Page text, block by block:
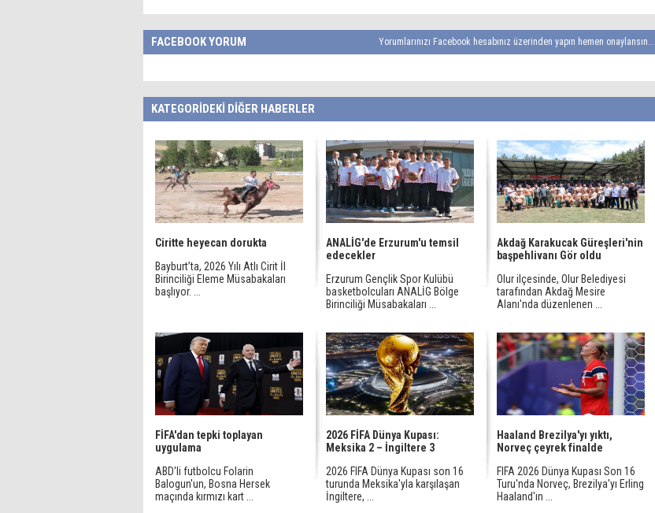
FACEBOOK YORUM Yorumlarınızı Facebook hesabınız üzerinden yapın hemen onaylansın...
KATEGORİDEKİ DİĞER HABERLER
Ciritte heyecan dorukta
Bayburt’ta, 2026 Yılı Atlı Cirit İl
Birinciliği Eleme Müsabakaları
başlıyor. ...
ANALİG'de Erzurum'u temsil
edecekler
Erzurum Gençlik Spor Kulübü
basketbolcuları ANALİG Bölge
Birinciliği Müsabakaları ...
Akdağ Karakucak Güreşleri'nin
başpehlivanı Gör oldu
Olur ilçesinde, Olur Belediyesi
tarafından Akdağ Mesire
Alanı'nda düzenlenen ...
FİFA'dan tepki toplayan
uygulama
ABD'li futbolcu Folarin
Balogun'un, Bosna Hersek
maçında kırmızı kart ...
2026 FİFA Dünya Kupası:
Meksika 2 – İngiltere 3
2026 FIFA Dünya Kupası son 16
turunda Meksika'yla karşılaşan
İngiltere, ...
Haaland Brezilya'yı yıktı,
Norveç çeyrek finalde
FIFA 2026 Dünya Kupası Son 16
Turu'nda Norveç, Brezilya'yı Erling
Haaland'ın ...